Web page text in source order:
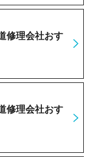
修理会社おす
修理会社おす